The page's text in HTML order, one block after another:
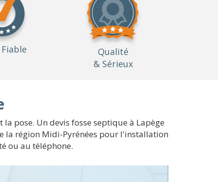
Qualité
& Sérieux
pose. Un devis fosse septique à Lapège
la région Midi-Pyrénées pour l'installation
ou au téléphone.